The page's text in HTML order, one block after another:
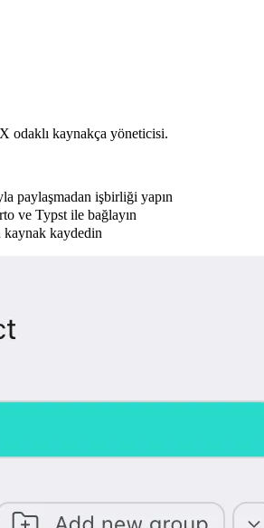
odaklı kaynakça yöneticisi.
paylaşmadan işbirliği yapın
ve Typst ile bağlayın
kaynak kaydedin